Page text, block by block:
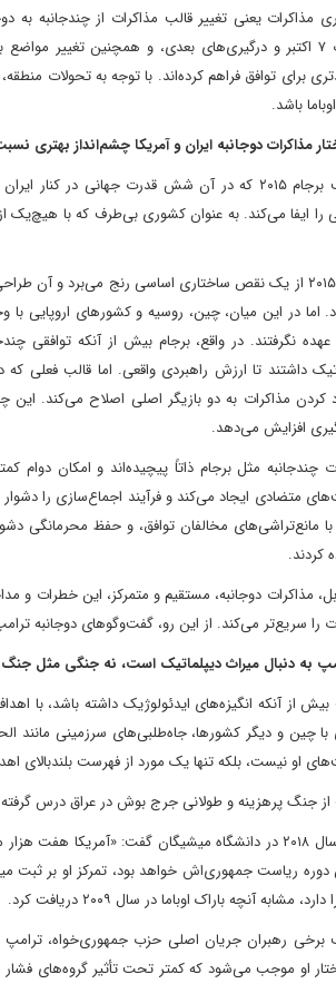
مذاکرات یعنی تغییر قالب مذاکرات از چندجانبه
حملات ۷ اکتبر و درگیری‌های بعدی، و همچنین تغییر
برای توافق فراهم کرده‌اند. با توجه به تحولات
باشد.
را ایفا می‌کند. به عنوان کشوری بی‌طرف که با هیچ‌یک
برجام ۲۰۱۵ از یک نقص ساختاری اساسی رنج می‌برد و
اما در این میان، چین، روسیه و کشورهای اروپایی
داشتند تا ارزش راهبردی واقعی. اما قالب
مذاکرات به دو بازیگر اصلی اصلاح می‌کند. این
افزایش می‌دهد.
چندجانبه مثل برجام ذاتاً پیچیده‌اند و امکان دوام
متضادی ایجاد می‌کند و فرآیند اجماع‌سازی را
با مانع‌تراشی‌های مخالفان توافق، و حفظ محرمانگی
کردند.
مذاکرات دوجانبه، مستقیم و متمرکز، این خطرات و
را سریع‌تر می‌کند. از این رو، گفت‌وگوهای دوجانبه
از آنکه انگیزه‌های ایدئولوژیک داشته باشد، با
چین و دیگر کشورها، جاه‌طلبی‌های سرزمینی مانند
او نیست، بلکه تنها یک مورد از فهرست
جنگ پرهزینه و طولانی جرج بوش در عراق درس گرفته
او در سال ۲۰۱۸ در دانشگاه میشیگان گفت: «آمریکا
ریاست جمهوری‌اش خواهد بود، تمرکز او بر ثبت
مشابه آنچه باراک اوباما در سال ۲۰۰۹ دریافت کرد.
برخی رهبران جریان اصلی حزب جمهوری‌خواه،
او موجب می‌شود که کمتر تحت تأثیر گروه‌های فشار